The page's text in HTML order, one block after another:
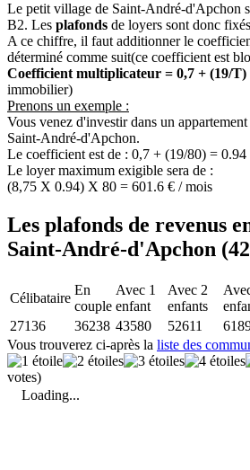
Le petit village de Saint-André-d'Apchon
B2. Les plafonds de loyers sont donc
A ce chiffre, il faut additionner le
déterminé comme suit(ce coefficient est
Coefficient multiplicateur = 0,7 + (19/T)
immobilier)
Prenons un exemple :
Vous venez d'investir dans un
Saint-André-d'Apchon.
Le coefficient est de : 0,7 + (19/80) = 0.94
Le loyer maximum exigible sera de :
(8,75 X 0.94) X 80 = 601.6 € / mois
Les plafonds de revenus
Saint-André-d'Apchon
Célibataire
En
couple
Avec 1
enfant
Avec 2
enfants
27136
36238 43580 52611
Vous trouverez ci-après la liste des
votes)
Loading...